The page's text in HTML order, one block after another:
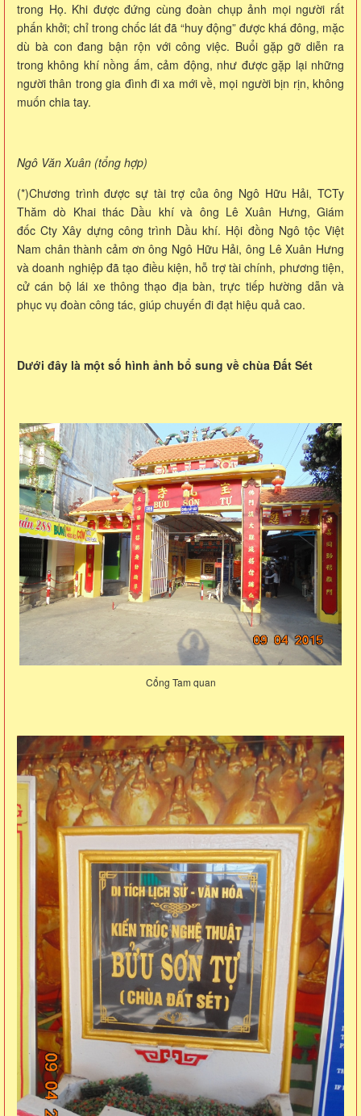
trong Họ. Khi được đứng cùng đoàn chụp ảnh mọi người rất
phấn khởi; chỉ trong chốc lát đã “huy động” được khá đông, mặc
dù bà con đang bận rộn với công việc. Buổi gặp gỡ diễn ra
trong không khí nồng ấm, cảm động, như được gặp lại những
người thân trong gia đình đi xa mới về, mọi người bịn rịn, không
muốn chia tay.
Ngô Văn Xuân (tổng hợp)
(*)Chương trình được sự tài trợ của ông Ngô Hữu Hải, TCTy
Thăm dò Khai thác Dầu khí và ông Lê Xuân Hưng, Giám
đốc Cty Xây dựng công trình Dầu khí. Hội đồng Ngô tộc Việt
Nam chân thành cảm ơn ông Ngô Hữu Hải, ông Lê Xuân Hưng
và doanh nghiệp đã tạo điều kiện, hỗ trợ tài chính, phương tiện,
cử cán bộ lái xe thông thạo địa bàn, trực tiếp hường dẫn và
phục vụ đoàn công tác, giúp chuyến đi đạt hiệu quả cao.
Dưới đây là một số hình ảnh bổ sung về chùa Đất Sét
Cổng Tam quan